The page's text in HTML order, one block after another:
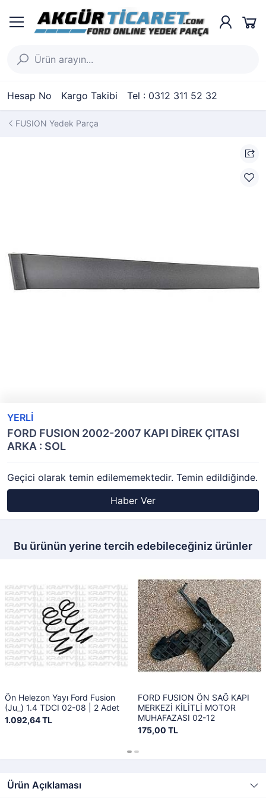
Hesap No Kargo Takibi Tel : 0312 311 52 32
FUSION Yedek Parça
YERLİ
FORD FUSION 2002-2007 KAPI DİREK ÇITASI
ARKA : SOL
Geçici olarak temin edilememektedir. Temin edildiğinde.
Haber Ver
Bu ürünün yerine tercih edebileceğiniz ürünler
Ön Helezon Yayı Ford Fusion
(Ju_) 1.4 TDCI 02-08 | 2 Adet
1.092,64 TL
FORD FUSION ÖN SAĞ KAPI
MERKEZİ KİLİTLİ MOTOR
MUHAFAZASI 02-12
175,00 TL
Ürün Açıklaması